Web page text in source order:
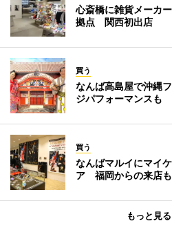
心斎橋に雑貨メーカ
拠点 関西初出店
買う
なんば高島屋で沖縄
ジパフォーマンスも
買う
なんばマルイにマイ
ア 福岡からの来店も
もっと見る